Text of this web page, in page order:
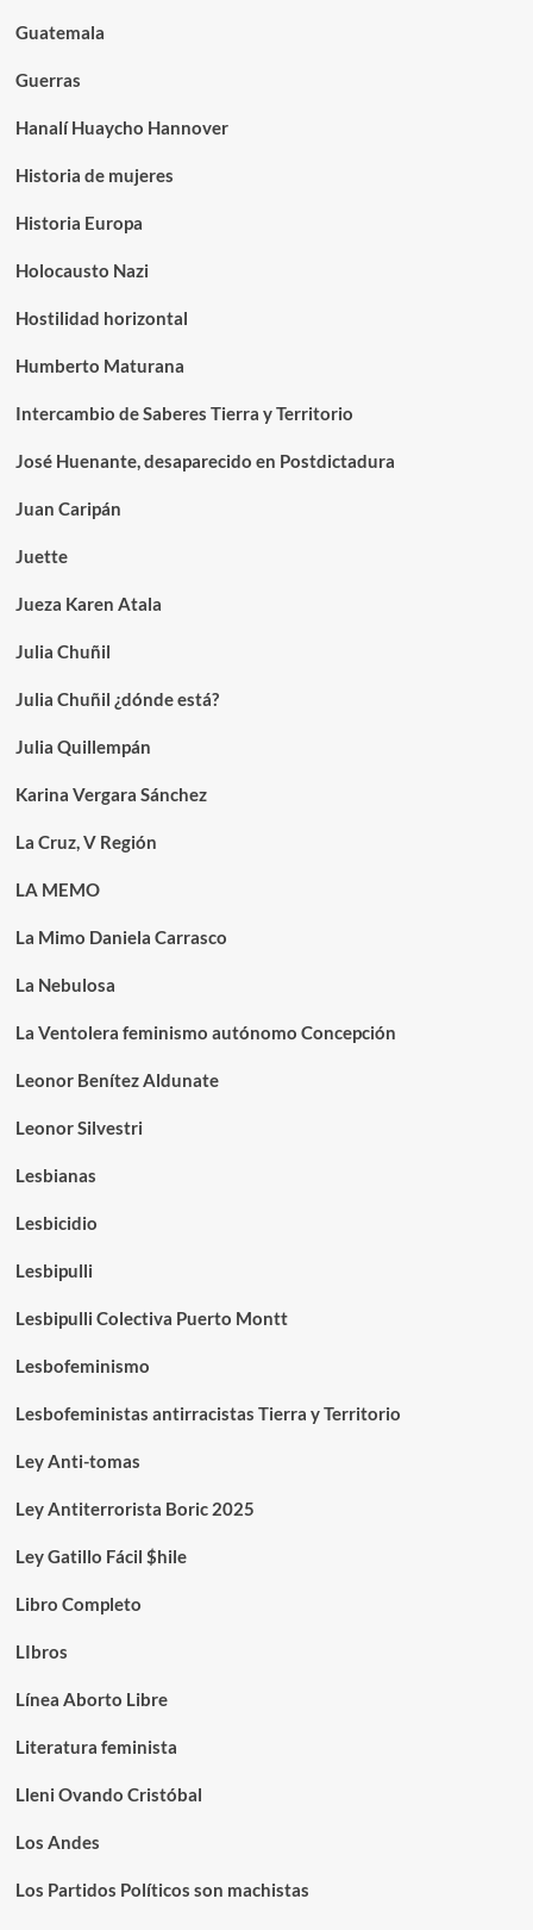
Guatemala
Guerras
Hanalí Huaycho Hannover
Historia de mujeres
Historia Europa
Holocausto Nazi
Hostilidad horizontal
Humberto Maturana
Intercambio de Saberes Tierra y Territorio
José Huenante, desaparecido en Postdictadura
Juan Caripán
Juette
Jueza Karen Atala
Julia Chuñil
Julia Chuñil ¿dónde está?
Julia Quillempán
Karina Vergara Sánchez
La Cruz, V Región
LA MEMO
La Mimo Daniela Carrasco
La Nebulosa
La Ventolera feminismo autónomo Concepción
Leonor Benítez Aldunate
Leonor Silvestri
Lesbianas
Lesbicidio
Lesbipulli
Lesbipulli Colectiva Puerto Montt
Lesbofeminismo
Lesbofeministas antirracistas Tierra y Territorio
Ley Anti-tomas
Ley Antiterrorista Boric 2025
Ley Gatillo Fácil $hile
Libro Completo
LIbros
Línea Aborto Libre
Literatura feminista
Lleni Ovando Cristóbal
Los Andes
Los Partidos Políticos son machistas